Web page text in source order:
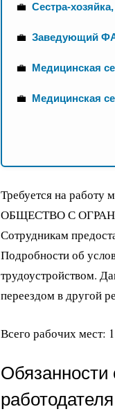
💼 Сестра-
💼 Заведующий
💼 Медицинская
💼 Медицинская
Требуется на работу
ОБЩЕСТВО С
Сотрудникам
Подробности об
трудоустройством.
переездом в другой
Всего рабочих мест:
Обязанности
работодателя